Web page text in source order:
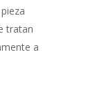
tratan
a